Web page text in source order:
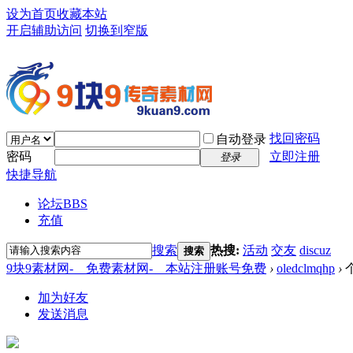
设为首页收藏本站
开启辅助访问 切换到窄版
自动登录 找回密码
密码
登录
立即注册
快捷导航
论坛BBS
充值
搜索 搜索 热搜: 活动 交友 discuz
9块9素材网-＿免费素材网-＿本站注册账号免费 › oledclmqhp ›
加为好友
发送消息